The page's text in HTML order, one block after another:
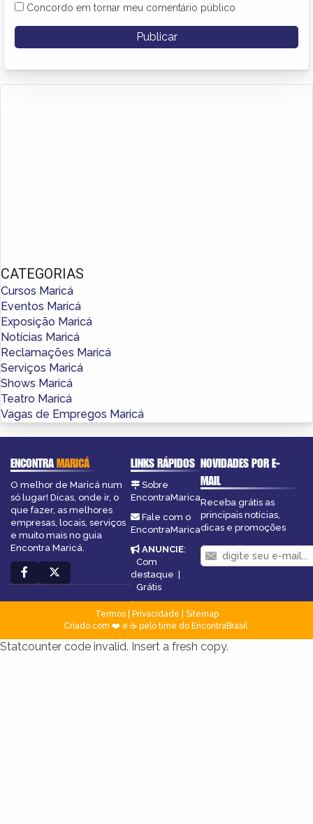
Concordo em tornar meu comentário público
CATEGORIAS
Cursos Maricá
Eventos Maricá
Exposição Maricá
Notícias Maricá
Reclamações Maricá
Serviços Maricá
Shows Maricá
Teatro Maricá
Vagas de Empregos Maricá
ENCONTRAMARICÁ
O melhor de Maricá num
só lugar! Dicas, onde ir, o
que fazer, as melhores
empresas, locais, serviços
e muito mais no guia
Encontra Maricá.
LINKS RÁPIDOS
Sobre
EncontraMarica
Fale com o
EncontraMarica
ANUNCIE:
Com
destaque
Grátis
NOVIDADES POR E-
MAIL
Receba grátis as
principais notícias,
dicas e promoções
Termos| Privacidade
Sitemap
Criado com ❤️ e ☕ pelo time do EncontraBrasil
Statcounter code invalid. Insert a fresh copy.